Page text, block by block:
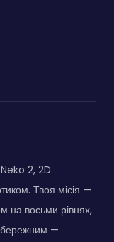
2, 2D
Твоя місія —
на восьми рівнях,
—